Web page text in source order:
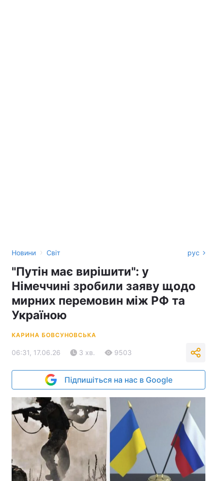
Новини › Світ рус
"Путін має вирішити": у
Німеччині зробили заяву щодо
мирних перемовин між РФ та
Україною
КАРИНА БОВСУНОВСЬКА
06:31, 17.06.26 3 хв. 9503
Підпишіться на нас в Google